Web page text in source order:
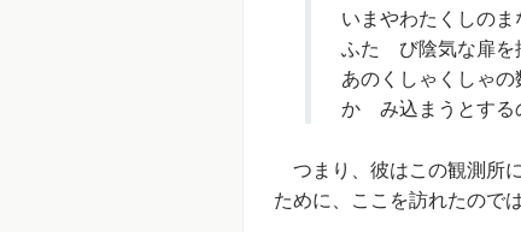
いまやわたくしのま
ふたゝび陰気な扉を
あのくしゃくしゃの
かゞみ込まうとする
つまり、彼はこの観測所
ために、ここを訪れたので